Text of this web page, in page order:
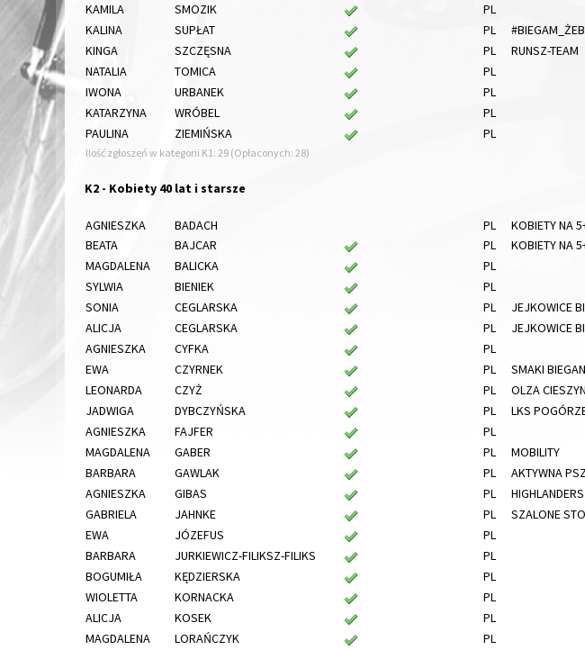
KAMILA
SMOZIK PL
KALINA
SUPŁAT PL
KINGA
SZCZĘSNA PL RUNSZ-TEAM
NATALIA
TOMICA PL
IWONA
URBANEK PL
KATARZYNA
WRÓBEL PL
PAULINA
ZIEMIŃSKA PL
Ilość zgłoszeń w kategorii K1: 29 (Opłaconych: 28)
K2 - Kobiety 40 lat i starsze
AGNIESZKA BADACH PL KOBIETY NA
BEATA
BAJCAR PL KOBIETY NA
MAGDALENA
BALICKA PL
SYLWIA
BIENIEK PL
SONIA
CEGLARSKA PL JEJKOWICE
ALICJA
CEGLARSKA PL JEJKOWICE
AGNIESZKA
CYFKA PL
EWA
CZYRNEK PL SMAKI
LEONARDA
CZYŻ PL OLZA CIESZYN
JADWIGA
DYBCZYŃSKA PL LKS
AGNIESZKA
FAJFER PL
MAGDALENA
GABER PL MOBILITY
BARBARA
GAWLAK PL AKTYWNA
AGNIESZKA
GIBAS PL HIGHLANDERS
GABRIELA
JAHNKE PL SZALONE
EWA
JÓZEFUS PL
BARBARA
JURKIEWICZ-FILIKSZ-FILIKS PL
BOGUMIŁA
KĘDZIERSKA PL
WIOLETTA
KORNACKA PL
ALICJA
KOSEK PL
MAGDALENA
LORAŃCZYK PL